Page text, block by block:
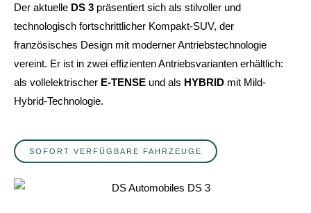
Der aktuelle DS 3 präsentiert sich als stilvoller und
technologisch fortschrittlicher Kompakt-SUV, der
französisches Design mit moderner Antriebstechnologie
vereint. Er ist in zwei effizienten Antriebsvarianten erhältlich:
als vollelektrischer E-TENSE und als HYBRID mit Mild-
Hybrid-Technologie.
SOFORT VERFÜGBARE FAHRZEUGE